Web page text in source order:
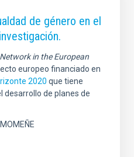
de género en el
in the European
europeo financiado en
2020 que tiene
desarrollo de planes de